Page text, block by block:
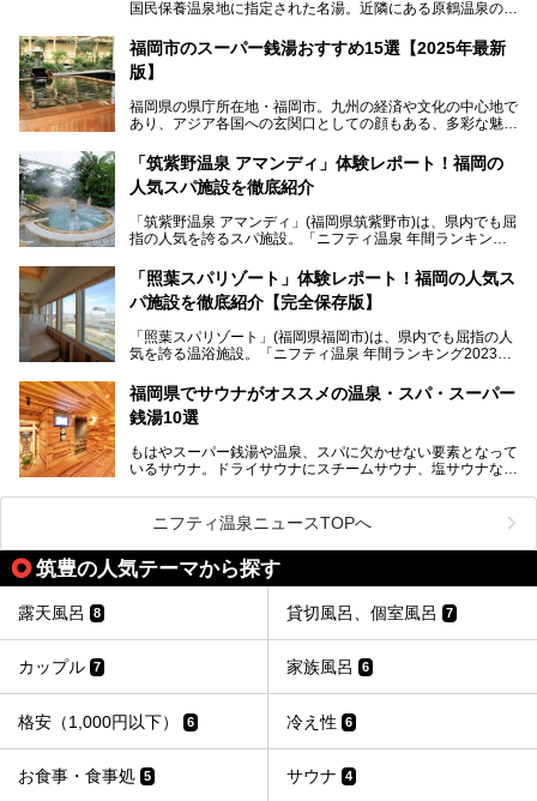
国民保養温泉地に指定された名湯。近隣にある原鶴温泉の観
す。
「ふだん着の温泉 鶴は千年」は、吉井温泉にある日帰り入
住民や温泉ファンに愛され続けています。今回は筆者自ら日
帰り入浴し、自慢の温泉を中心に詳細レビューします！
福岡市のスーパー銭湯おすすめ15選【2025年最新
版】
福岡県の県庁所在地・福岡市。九州の経済や文化の中心地で
あり、アジア各国への玄関口としての顔もある、多彩な魅力
そんな福岡市は、スーパー銭湯も多種多彩。玄界灘を眺めら
れるリゾート気分満点のスーパー銭湯から、繁華街近くのレ
いスーパー銭湯を一挙ご紹介します。
「筑紫野温泉 アマンディ」体験レポート！福岡の
人気スパ施設を徹底紹介
「筑紫野温泉 アマンディ」(福岡県筑紫野市)は、県内でも屈
指の人気を誇るスパ施設。「ニフティ温泉 年間ランキング2
入浴客で賑わっています。
そこで今回は、ニフティ温泉ライターである筆者が現地訪
ーム・併設するレストランを体験し、それらの全貌を徹底紹
介します！
「照葉スパリゾート」体験レポート！福岡の人気ス
パ施設を徹底紹介【完全保存版】
「照葉スパリゾート」(福岡県福岡市)は、県内でも屈指の人
気を誇る温浴施設。「ニフティ温泉 年間ランキング2023」
常連客で賑わっています。
そこで今回は、ニフティ温泉ライターである筆者が現地体
ューズメント・宿泊施設・グルメ・その他施設まで、多彩な
る全貌と魅力を徹底紹介します！
福岡県でサウナがオススメの温泉・スパ・スーパー
銭湯10選
もはやスーパー銭湯や温泉、スパに欠かせない要素となって
いるサウナ。ドライサウナにスチームサウナ、塩サウナな
ペース、ロウリュウなど、心ゆくまで楽しむためのサービス
が充実した施設も多くみられます。
今回はそんなサウナにこだわった、福岡県内のオススメ温
泉・銭湯・スパを10件紹介したいと思います！
ニフティ温泉ニュースTOPへ
筑豊の人気テーマから探す
露天風呂 8 貸切風呂、個室風呂 7
カップル 7 家族風呂 6
格安（1,000円以下） 6 冷え性 6
お食事・食事処 5 サウナ 4